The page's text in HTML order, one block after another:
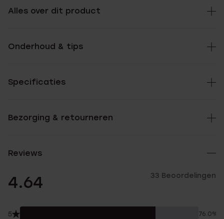
Alles over dit product
Onderhoud & tips
Specificaties
Bezorging & retourneren
Reviews
4.64 33 Beoordelingen
5 76.0%